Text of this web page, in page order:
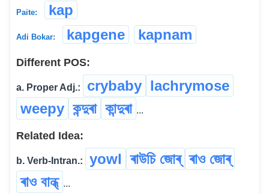
Paite: kap
Adi Bokar: kapgene kapnam
Different POS:
a. Proper Adj.: crybaby lachrymose
weepy কন্দুৰা কান্দুৰা ...
Related Idea:
b. Verb-Intran.: yowl ৰাউচি জোৰ্ ৰাও জোৰ্
ৰাও বান্ধ্ ...